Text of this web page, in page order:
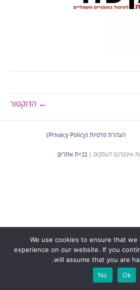
← הדוקטור
הצהרת פרטיות (Privacy Policy)
אינטרנט לעסקים |בניית אתרים
We use cookies to ensure that
experience on our website. If you
will assume that you are
Ok
No